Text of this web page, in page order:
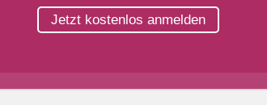
Jetzt kostenlos anmelden